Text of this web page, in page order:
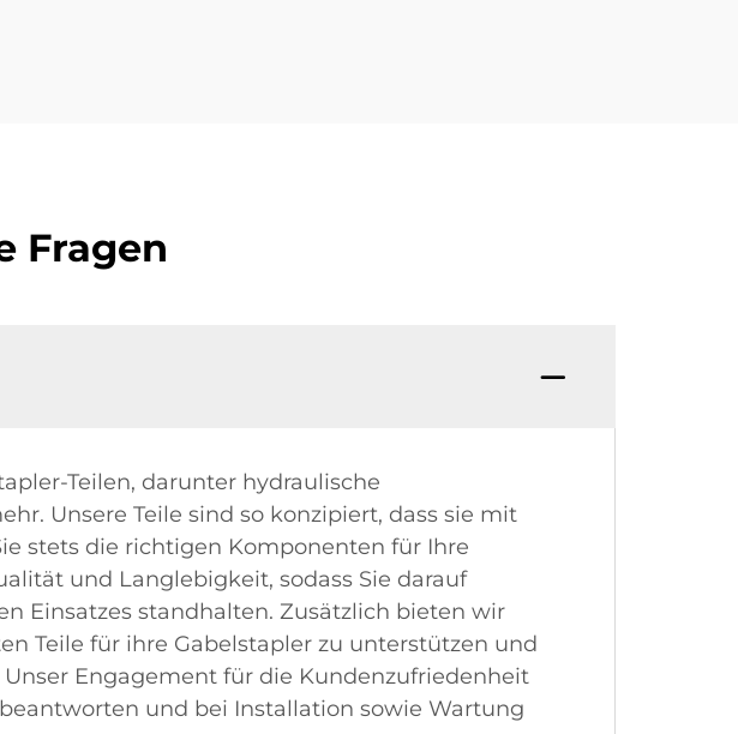
Fragen
Teilen, darunter hydraulische
Unsere Teile sind so konzipiert, dass sie mit
stets die richtigen Komponenten für Ihre
und Langlebigkeit, sodass Sie darauf
Einsatzes standhalten. Zusätzlich bieten wir
Teile für ihre Gabelstapler zu unterstützen und
Engagement für die Kundenzufriedenheit
und bei Installation sowie Wartung